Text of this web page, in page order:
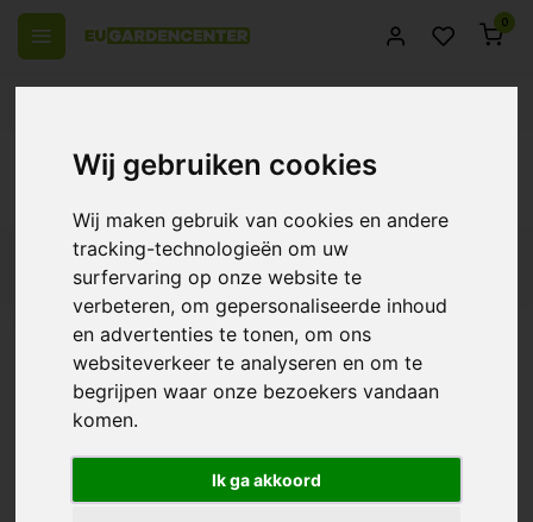
Wij gebruiken cookies
Wij maken gebruik van cookies en andere
tracking-technologieën om uw
surfervaring op onze website te
verbeteren, om gepersonaliseerde inhoud
en advertenties te tonen, om ons
websiteverkeer te analyseren en om te
begrijpen waar onze bezoekers vandaan
komen.
Ik ga akkoord
0
Terug
Airbomz CO2 Dispenser -